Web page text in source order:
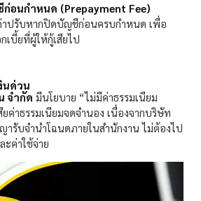
อนกำหนด (Prepayment Fee)
ปรับหากปิดบัญชีก่อนครบกำหนด เพื่อ
เบี้ยที่ผู้ให้กู้เสียไป
นด่วน
จำกัด มีนโยบาย “ไม่มีค่าธรรมเนียม
ค่าธรรมเนียมจดจำนอง เนื่องจากบริษัท
รับจำนำโฉนดภายในสำนักงาน ไม่ต้องไป
ค่าใช้จ่าย